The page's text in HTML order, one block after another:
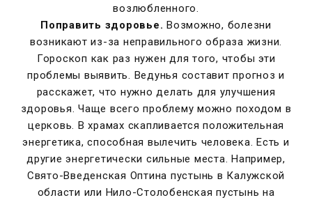
возлюбленного.
Поправить здоровье. Возможно, болезни
возникают из-за неправильного образа жизни.
Гороскоп как раз нужен для того, чтобы эти
проблемы выявить. Ведунья составит прогноз и
расскажет, что нужно делать для улучшения
здоровья. Чаще всего проблему можно походом в
церковь. В храмах скапливается положительная
энергетика, способная вылечить человека. Есть и
другие энергетически сильные места. Например,
Свято-Введенская Оптина пустынь в Калужской
области или Нило-Столобенская пустынь на